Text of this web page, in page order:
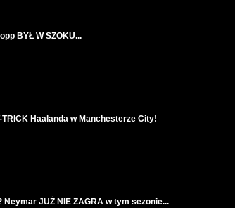
BYŁ W SZOKU...
Haalanda w Manchesterze City!
Neymar JUŻ NIE ZAGRA w tym sezonie...